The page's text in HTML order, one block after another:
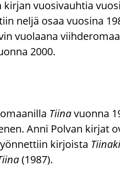
vuo­si­vauh­tia
neljä osaa vuo­si­na
vuo­laa­na
2000.
Tiinavuon­na
Anni Pol­van kir­jat
kir­jois­ta
(1987).